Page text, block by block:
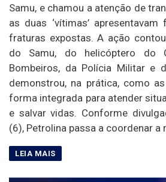
Samu, e chamou a atenção de
as duas ‘vítimas’
fraturas expostas. A ação
do Samu, do helicóptero do
Bombeiros, da Polícia Militar e
demonstrou, na prática, como
forma integrada para atender
e salvar vidas. Conforme
(6), Petrolina passa a coordenar a